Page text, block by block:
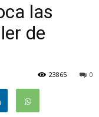
las
de
0
23865